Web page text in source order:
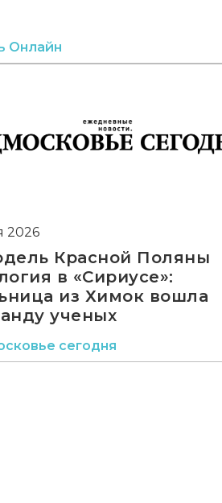
Онлайн
2026
Красной Поляны
в «Сириусе»:
из Химок вошла
ученых
сегодня